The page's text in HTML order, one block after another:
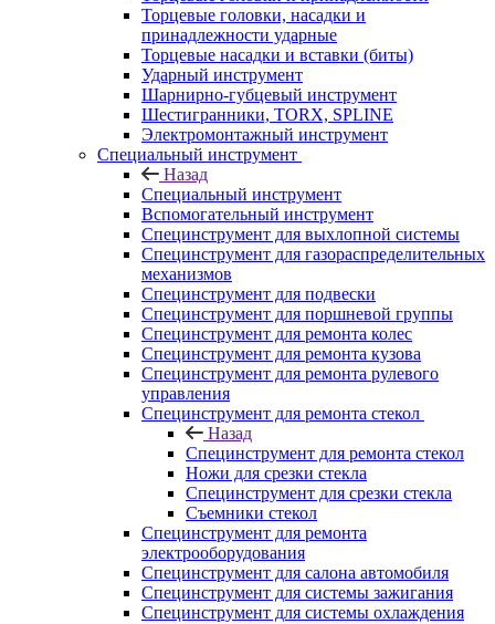
Торцевые головки, насадки и
принадлежности ударные
Торцевые насадки и вставки (биты)
Ударный инструмент
Шарнирно-губцевый инструмент
Шестигранники, TORX, SPLINE
Электромонтажный инструмент
Специальный инструмент
Назад
Специальный инструмент
Вспомогательный инструмент
Специнструмент для выхлопной системы
Специнструмент для газораспределительных
механизмов
Специнструмент для подвески
Специнструмент для поршневой группы
Специнструмент для ремонта колес
Специнструмент для ремонта кузова
Специнструмент для ремонта рулевого
управления
Специнструмент для ремонта стекол
Назад
Специнструмент для ремонта стекол
Ножи для срезки стекла
Специнструмент для срезки стекла
Съемники стекол
Специнструмент для ремонта
электрооборудования
Специнструмент для салона автомобиля
Специнструмент для системы зажигания
Специнструмент для системы охлаждения